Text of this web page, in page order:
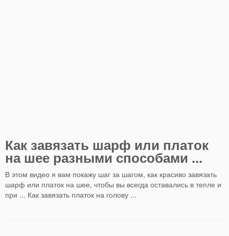
Как завязать шарф или платок
на шее разными способами ...
В этом видео я вам покажу шаг за шагом, как красиво завязать
шарф или платок на шее, чтобы вы всегда оставались в тепле и
при ... Как завязать платок на голову ...